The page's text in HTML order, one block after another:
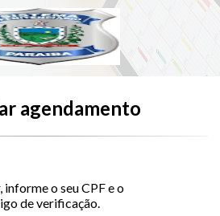
agendamento
informe o seu CPF e o
de verificação.